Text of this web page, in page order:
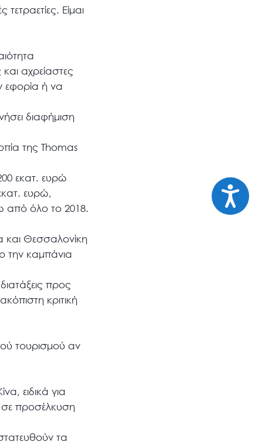
Είμαι
αχρείαστες
εφορία ή να
διαφήμιση
της Thomas
εκατ. ευρώ
ευρώ,
από όλο το 2018.
και Θεσσαλονίκη
την καμπάνια
προς
κριτική
τουρισμού αν
ειδικά για
σε προσέλκυση
τα